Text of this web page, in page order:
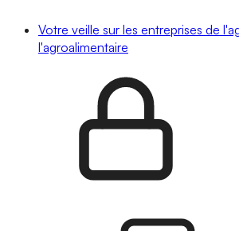
Votre veille sur les entreprises de
l'agroalimentaire